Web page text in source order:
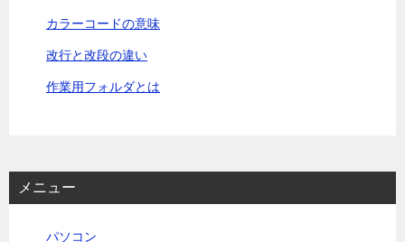
カラーコードの意味
改行と改段の違い
作業用フォルダとは
メニュー
パソコン